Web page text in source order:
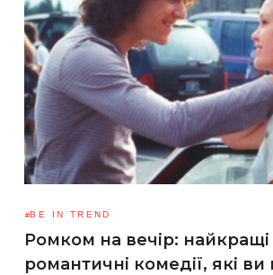
BE IN TREND
Ромком на вечір: найкращі
романтичні комедії, які